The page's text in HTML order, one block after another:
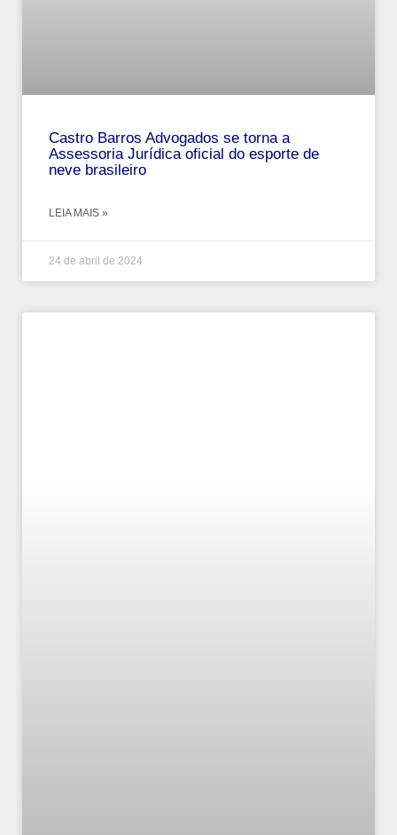
Castro Barros Advogados se torna a
Assessoria Jurídica oficial do esporte de
neve brasileiro
LEIA MAIS »
24 de abril de 2024